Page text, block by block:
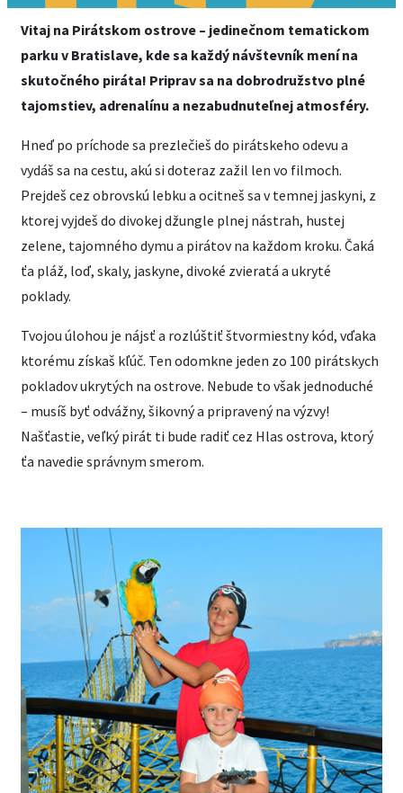
Vitaj na Pirátskom ostrove – jedinečnom tematickom
parku v Bratislave, kde sa každý návštevník mení na
skutočného piráta! Priprav sa na dobrodružstvo plné
tajomstiev, adrenalínu a nezabudnuteľnej atmosféry.
Hneď po príchode sa prezlečieš do pirátskeho odevu a
vydáš sa na cestu, akú si doteraz zažil len vo filmoch.
Prejdeš cez obrovskú lebku a ocitneš sa v temnej jaskyni, z
ktorej vyjdeš do divokej džungle plnej nástrah, hustej
zelene, tajomného dymu a pirátov na každom kroku. Čaká
ťa pláž, loď, skaly, jaskyne, divoké zvieratá a ukryté
poklady.
Tvojou úlohou je nájsť a rozlúštiť štvormiestny kód, vďaka
ktorému získaš kľúč. Ten odomkne jeden zo 100 pirátskych
pokladov ukrytých na ostrove. Nebude to však jednoduché
– musíš byť odvážny, šikovný a pripravený na výzvy!
Našťastie, veľký pirát ti bude radiť cez Hlas ostrova, ktorý
ťa navedie správnym smerom.